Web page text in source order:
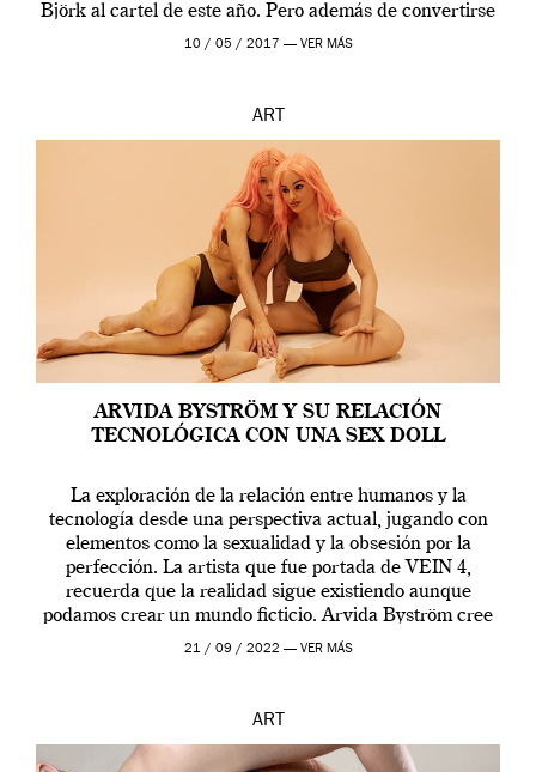
Björk al cartel de este año. Pero además de convertirse
en una de las actuaciones más relevantes […]
10 / 05 / 2017 — VER MÁS
ART
ARVIDA BYSTRÖM Y SU RELACIÓN
TECNOLÓGICA CON UNA SEX DOLL
La exploración de la relación entre humanos y la
tecnología desde una perspectiva actual, jugando con
elementos como la sexualidad y la obsesión por la
perfección. La artista que fue portada de VEIN 4,
recuerda que la realidad sigue existiendo aunque
podamos crear un mundo ficticio. Arvida Byström cree
que los humanos tienen un complejo […]
21 / 09 / 2022 — VER MÁS
ART